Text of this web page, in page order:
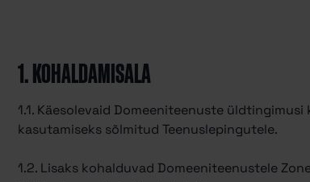
1. KOHALDAMISALA
1.1. Käesolevaid Domeeniteenuste
kasutamiseks sõlmitud Teenuslepingutele.
1.2. Lisaks kohalduvad Domeeniteenustele